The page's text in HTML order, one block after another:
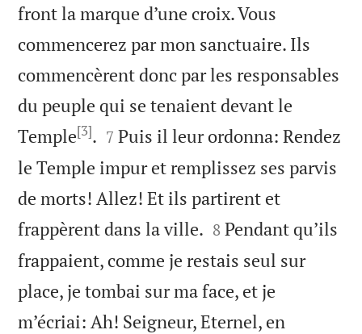
front la marque d’une croix. Vous
commencerez par mon sanctuaire. Ils
commencèrent donc par les responsables
du peuple qui se tenaient devant le
Temple[3]. 

7 Puis il leur ordonna: Rendez
le Temple impur et remplissez ses parvis
de morts! Allez! Et ils partirent et
frappèrent dans la ville. 

8 Pendant qu’ils
frappaient, comme je restais seul sur
place, je tombai sur ma face, et je
m’écriai: Ah! Seigneur, Eternel, en